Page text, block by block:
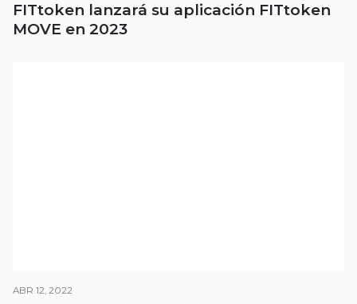
FITtoken lanzará su aplicación FITtoken
MOVE en 2023
ABR 12, 2022